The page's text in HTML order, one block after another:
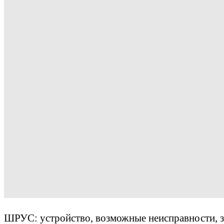
ШРУС: устройство, возможные неисправности,